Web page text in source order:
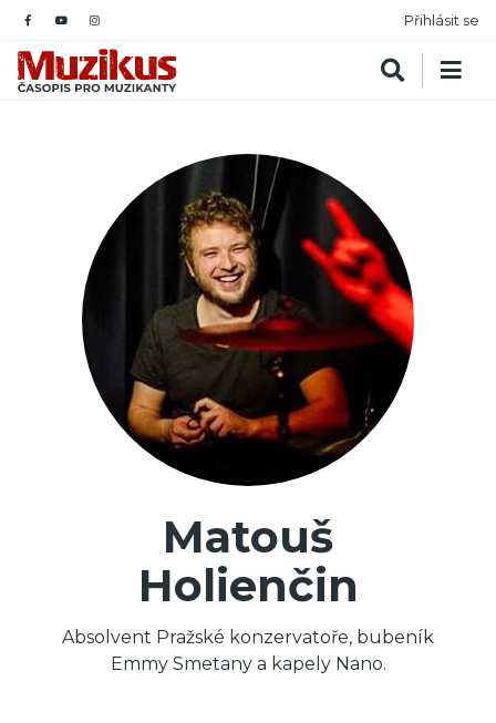
Přihlásit se
Matouš
Holienčin
Absolvent Pražské konzervatoře, bubeník
Emmy Smetany a kapely Nano.